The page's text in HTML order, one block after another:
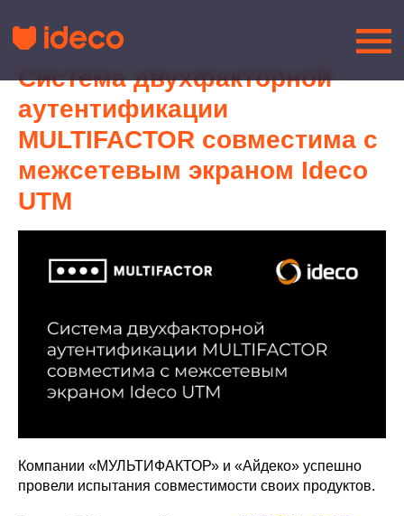
Система двухфакторной
аутентификации
MULTIFACTOR совместима с
межсетевым экраном Ideco
UTM
Компании «МУЛЬТИФАКТОР» и «Айдеко» успешно
провели испытания совместимости своих продуктов.